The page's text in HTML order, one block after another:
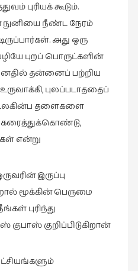
புரியக் கூடும்.
நுனியை நீண்ட நேரம்
அது ஒரு
புறப் பொருட்களின்
தன்னைப் பற்றிய
புலப்படாததைப்
தளைகளை
என்று
இருப்பு
மூக்கின் பெருமை
புரிந்து
குறிப்பிடுகிறான்